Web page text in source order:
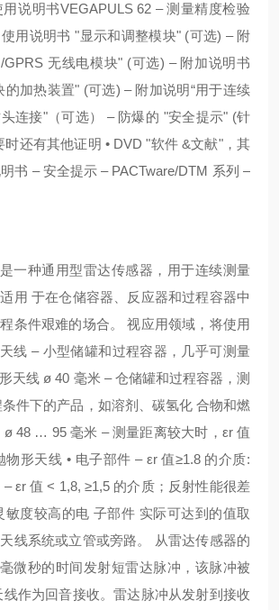
说明书VEGAPULS 62 – 测量精度检验
用说明书 "显示和调整模块" (可选) – 附
GPRS 无线电模块" (可选) – 附加说明书
的加热装置" (可选) – 附加说明“用于连续
连接"（可选） – 防爆的 "安全提示" (针
时还有其他证明 • DVD "软件 &文献"，其
书 – 安全提示 – PACTware/DTM 系列 –
一种通用型雷达传感器，用于连续测量
用 于在仓储容器、反应器和过程容器中
条件艰难的场合。 视应用领域，将使用
线 – 小型储罐和过程容器，几乎可测量
天线 ø 40 毫米 – 仓储罐和过程容器，测
件下的产品，如溶剂、碳氢化 合物和燃
ø 48 … 95 毫米 – 测量距离较大时，εr 值
形天线 • 电子部件 – εr 值≥1.8 的介质:
εr 值 < 1,8, ≥1,5 的介质；反射性能很差
敏度较高的电 子部件 实际可达到的值取
线系统或立管或旁路。 从雷达传感器的
微秒的时间发射短雷达脉冲，该脉冲被
作为回音接收。雷达脉冲从发射到接收